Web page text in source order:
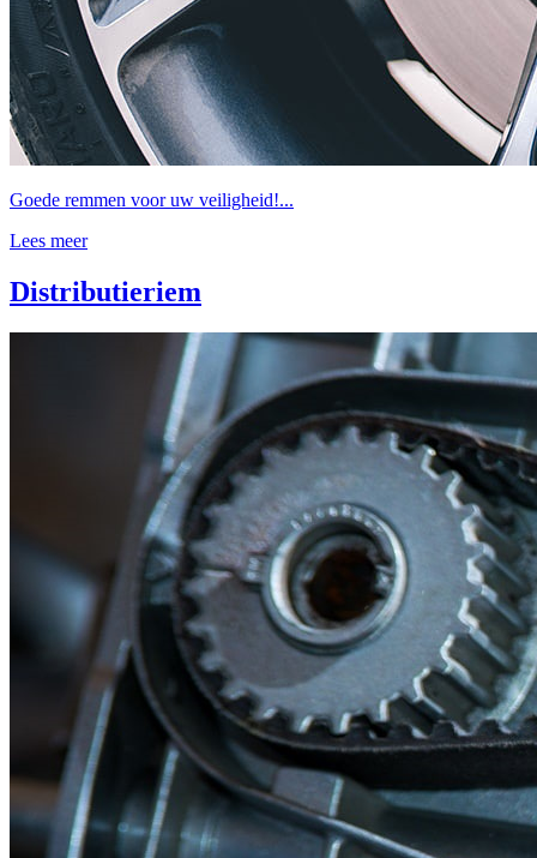
Goede remmen voor uw veiligheid!...
Lees meer
Distributieriem